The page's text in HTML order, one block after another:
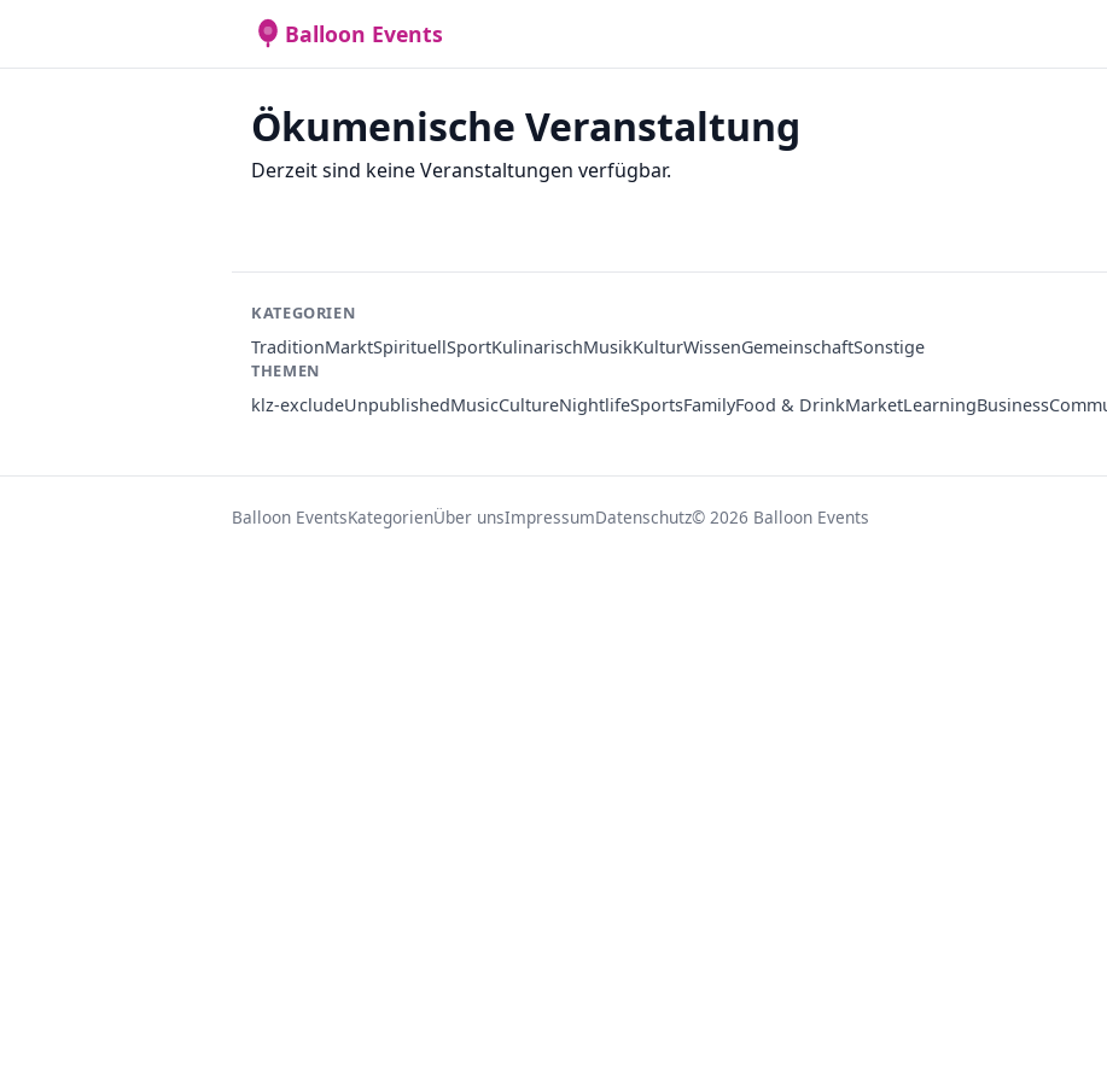
Balloon Events
Ökumenische Veranstaltung
Derzeit sind keine Veranstaltungen verfügbar.
KATEGORIEN
TraditionMarktSpirituellSportKulinarischMusikKulturWissenGemeinschaftSonstige
THEMEN
klz-excludeUnpublishedMusicCultureNightlifeSportsFamilyFood & DrinkMarketLearningBusiness
Balloon EventsKategorienÜber unsImpressumDatenschutz© 2026 Balloon Events